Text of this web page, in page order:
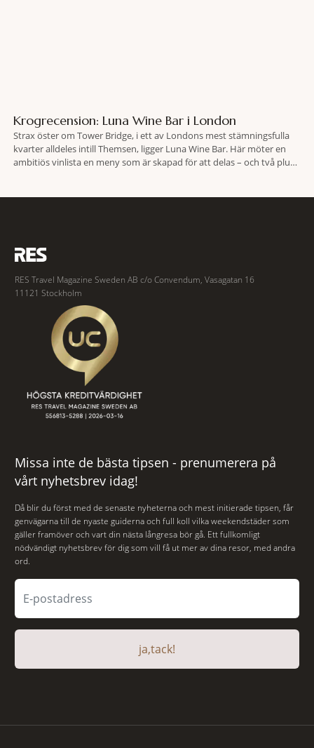
Krogrecension: Luna Wine Bar i London
Strax öster om Tower Bridge, i ett av Londons mest stämningsfulla
kvarter alldeles intill Themsen, ligger Luna Wine Bar. Här möter en
ambitiös vinlista en meny som är skapad för att delas – och två plus
RES Travel Magazine Sweden AB c/o Convendum, Vasagatan 16
11121 Stockholm
Missa inte de bästa tipsen - prenumerera på
vårt nyhetsbrev idag!
Då blir du först med de senaste nyheterna och mest initierade tipsen, får
genvägarna till de nyaste guiderna och full koll vilka weekendstäder som
gäller framöver och vart din nästa långresa bör gå. Ett fullkomligt
nödvändigt nyhetsbrev för dig som vill få ut mer av dina resor, med andra
ord.
ja,tack!